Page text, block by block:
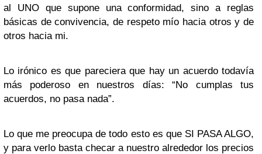
al UNO que supone una conformidad, sino a reglas
básicas de convivencia, de respeto mío hacia otros y de
otros hacia mi.
Lo irónico es que pareciera que hay un acuerdo todavía
más poderoso en nuestros días: “No cumplas tus
acuerdos, no pasa nada”.
Lo que me preocupa de todo esto es que SI PASA ALGO,
y para verlo basta checar a nuestro alrededor los precios